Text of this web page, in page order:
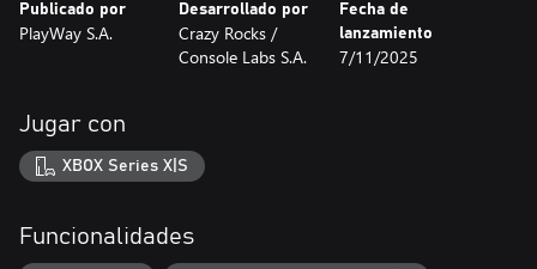
En algunas situaciones te verás obligado a utilizar armas de
fuego. Tu puesto fronterizo es un objetivo constante de los
ataques de la banda de Oberankov, y cada misión fuera conlleva
Persecuciones policiales
Los contrabandistas desesperados pueden intentar escapar de la
zona de control. ¡Es tu deber detenerlos y arrestarlos! Compra y
persecuciones.
Publicado por
PlayWay S.A.
Desarrollado por
Crazy Rocks /
Console Labs S.A.
Fecha de
lanzamiento
7/11/2025
Jugar con
XBOX Series X|S
Funcionalidades